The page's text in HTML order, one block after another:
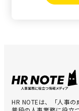
HR NOTEは、「人事の